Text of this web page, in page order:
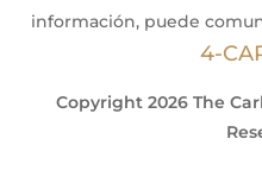
información, puede
4-
Copyright 2026 The